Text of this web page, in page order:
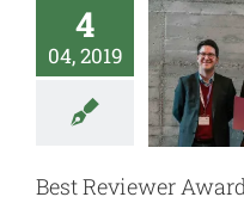
4
04, 2019
2019
team.JUMS
Best Reviewer